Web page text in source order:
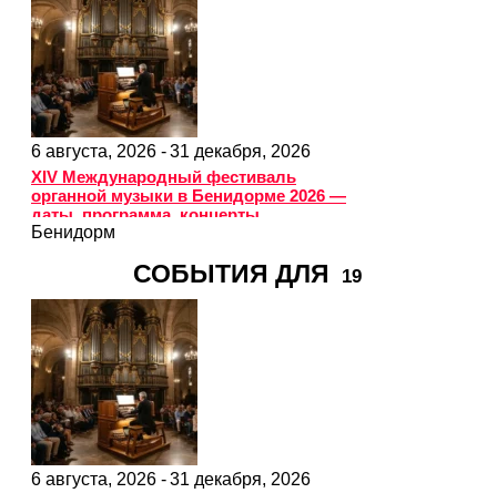
6 августа, 2026 -31 декабря, 2026
XIV Международный фестиваль
органной музыки в Бенидорме 2026 —
даты, программа, концерты
Бенидорм
СОБЫТИЯ ДЛЯ 19
6 августа, 2026 -31 декабря, 2026